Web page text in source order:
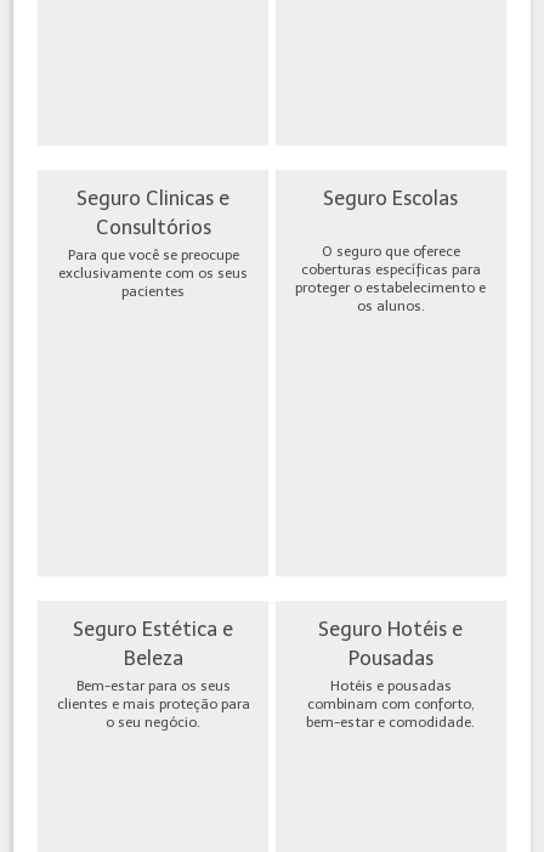
Seguro Clinicas e
Consultórios
Para que você se preocupe
exclusivamente com os seus
pacientes
Seguro Escolas
O seguro que oferece
coberturas específicas para
proteger o estabelecimento e
os alunos.
Seguro Estética e
Beleza
Bem-estar para os seus
clientes e mais proteção para
o seu negócio.
Seguro Hotéis e
Pousadas
Hotéis e pousadas
combinam com conforto,
bem-estar e comodidade.